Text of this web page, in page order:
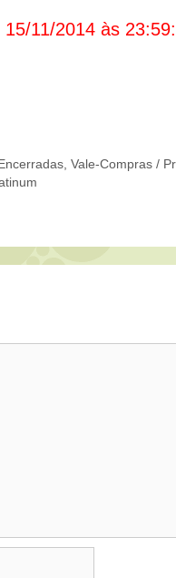
11/2014 às
,Vale-Compras /